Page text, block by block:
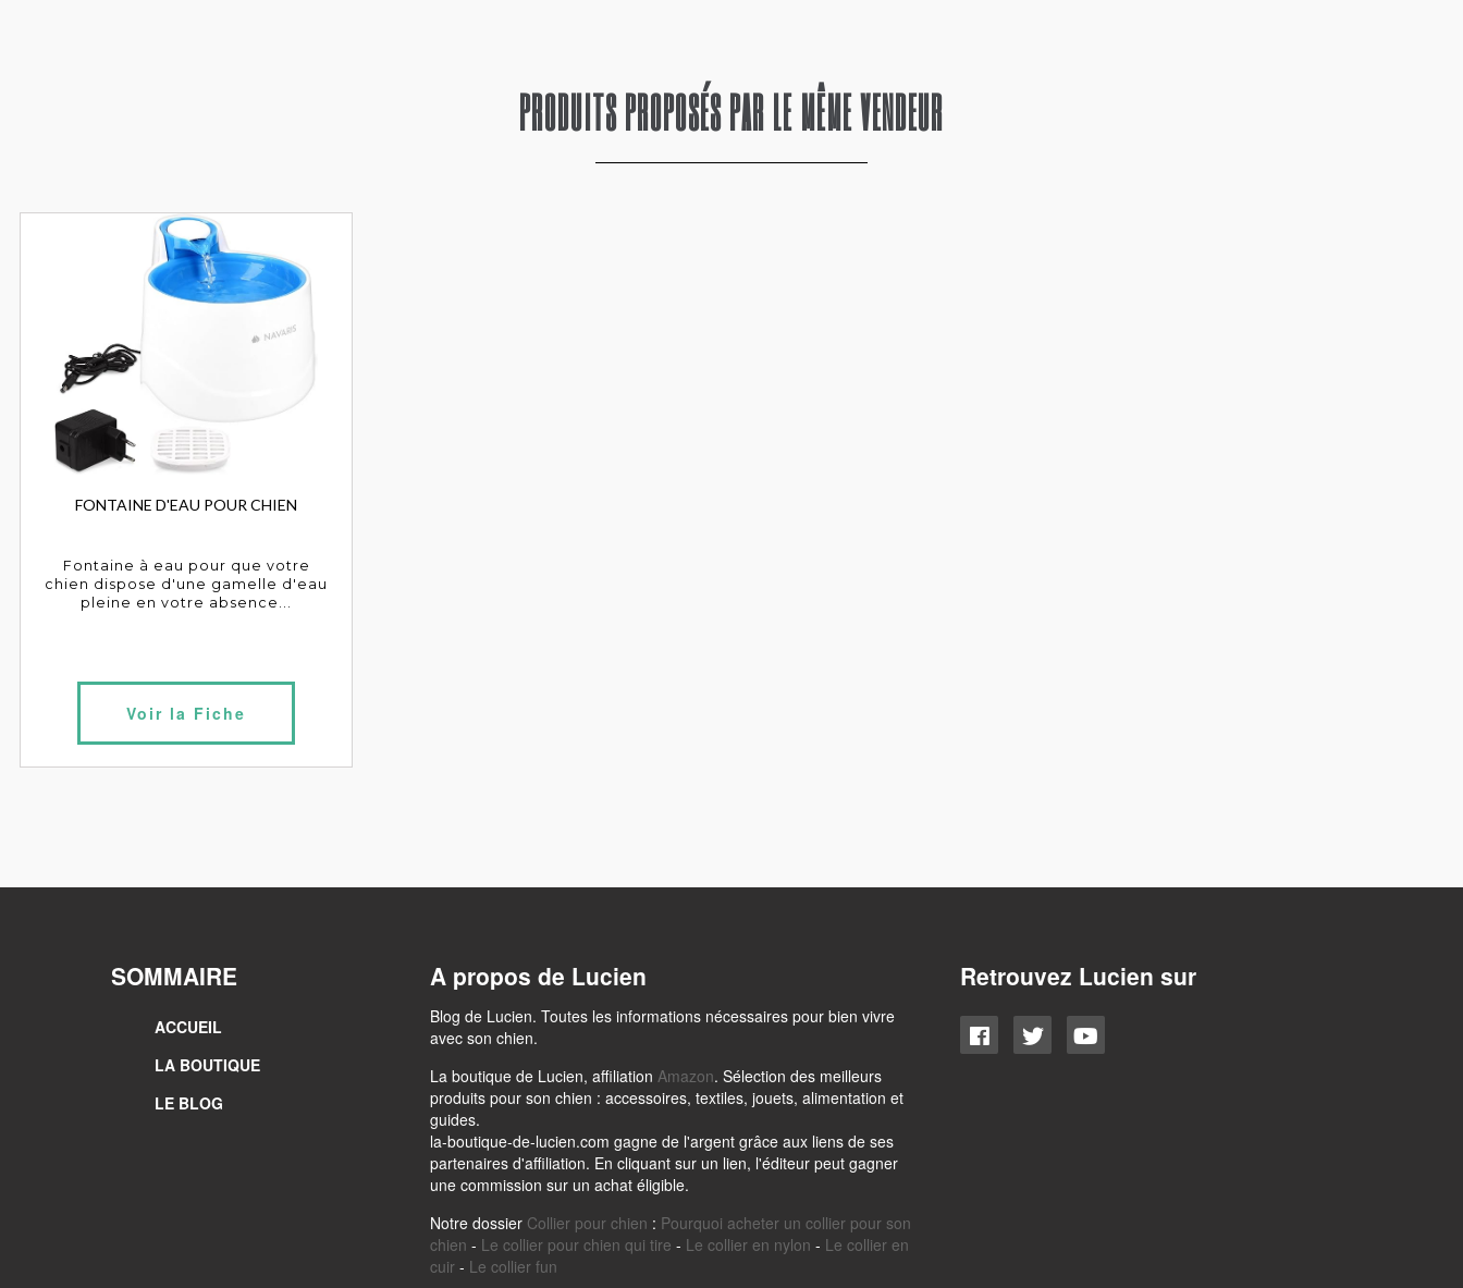
PRODUITS PROPOSÉS PAR LE MÊME VENDEUR
FONTAINE D'EAU POUR CHIEN
Fontaine à eau pour que votre
chien dispose d'une gamelle d'eau
pleine en votre absence...
Voir la Fiche
SOMMAIRE
ACCUEIL
LA BOUTIQUE
LE BLOG
A propos de Lucien
Blog de Lucien. Toutes les informations nécessaires pour bien vivre
avec son chien.
La boutique de Lucien, affiliation Amazon. Sélection des meilleurs
produits pour son chien : accessoires, textiles, jouets, alimentation et
guides.
la-boutique-de-lucien.com gagne de l'argent grâce aux liens de ses
partenaires d'affiliation. En cliquant sur un lien, l'éditeur peut gagner
une commission sur un achat éligible.
Notre dossier Collier pour chien : Pourquoi acheter un collier pour son
chien - Le collier pour chien qui tire - Le collier en nylon - Le collier en
cuir- Le collier fun
Retrouvez Lucien sur